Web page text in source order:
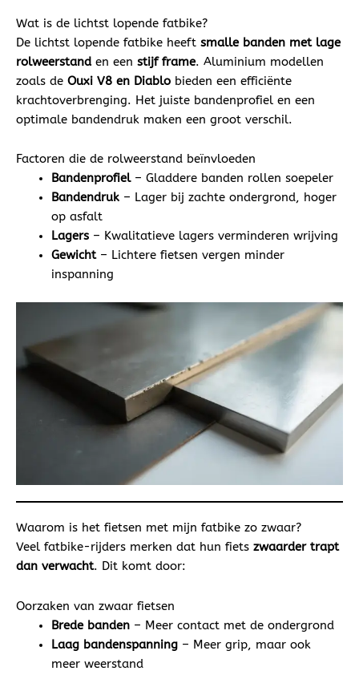
Wat is de lichtst lopende fatbike?
De lichtst lopende fatbike heeft smalle banden met lage
rolweerstanden een stijf frame. Aluminium modellen
zoals de Ouxi V8 en Diablo bieden een efficiënte
krachtoverbrenging. Het juiste bandenprofiel en een
optimale bandendruk maken een groot verschil.
Factoren die de rolweerstand beïnvloeden
Bandenprofiel– Gladdere banden rollen soepeler
Bandendruk– Lager bij zachte ondergrond, hoger
op asfalt
Lagers– Kwalitatieve lagers verminderen wrijving
Gewicht– Lichtere fietsen vergen minder
inspanning
Waarom is het fietsen met mijn fatbike zo zwaar?
Veel fatbike-rijders merken dat hun fiets zwaarder trapt
dan verwacht. Dit komt door:
Oorzaken van zwaar fietsen
Brede banden– Meer contact met de ondergrond
Laag bandenspanning– Meer grip, maar ook
meer weerstand